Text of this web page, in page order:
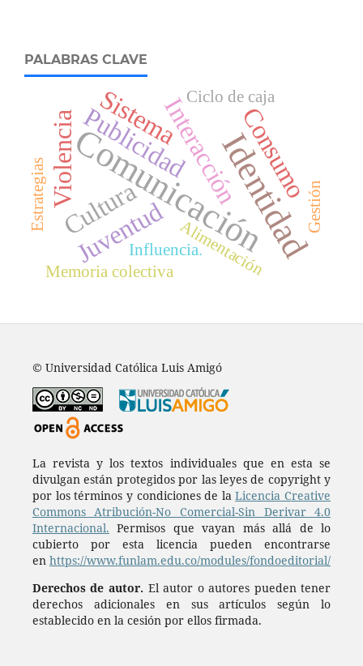
PALABRAS CLAVE
Identidad
Comunicación
Interacción
Juventud
ViolenciaPublicidad Consumo
Cultura
Sistema
Memoria colectiva
Estrategias
Alimentación
Influencia.
Gestión
Ciclo de caja
© Universidad Católica Luis Amigó
La revista y los textos individuales que en esta se
divulgan están protegidos por las leyes de copyright y
por los términos y condiciones de laLicencia Creative
Commons Atribución-No Comercial-Sin Derivar 4.0
Internacional. Permisos que vayan más allá de lo
cubierto por esta licencia pueden encontrarse
en https://www.funlam.edu.co/modules/fondoeditorial/
Derechos de autor. El autor o autores pueden tener
derechos adicionales en sus artículos según lo
establecido en la cesión por ellos firmada.